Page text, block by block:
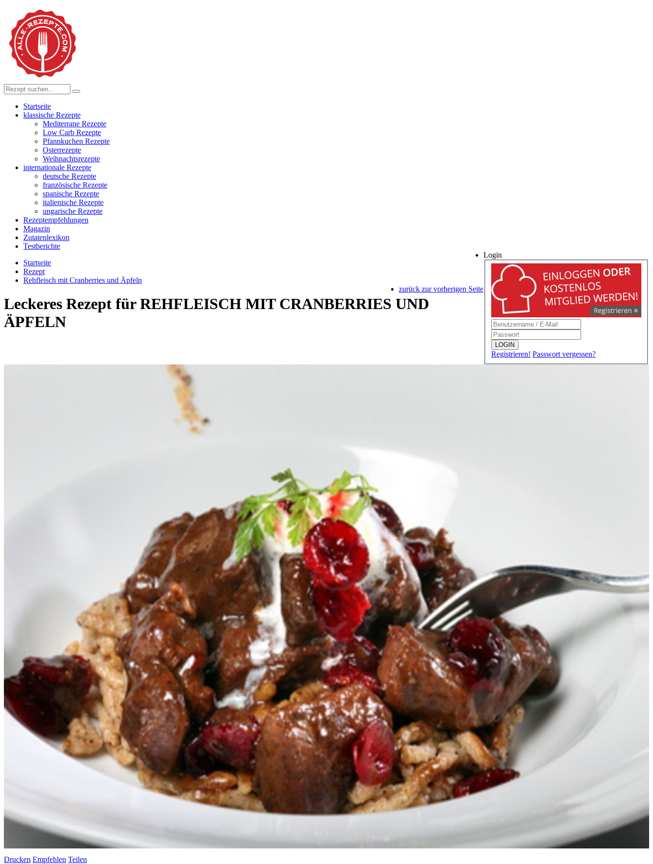
Startseite
klassische Rezepte
Mediterrane Rezepte
Low Carb Rezepte
Pfannkuchen Rezepte
Osterrezepte
Weihnachtsrezepte
internationale Rezepte
deutsche Rezepte
französische Rezepte
spanische Rezepte
italienische Rezepte
ungarische Rezepte
Rezeptempfehlungen
Magazin
Zutatenlexikon
Testberichte
Login
LOGIN
Registrieren! Passwort vergessen?
Startseite
Rezept
Rehfleisch mit Cranberries und Äpfeln
zurück zur vorherigen Seite
Leckeres Rezept fürREHFLEISCH MIT CRANBERRIES UND
ÄPFELN
Drucken Empfehlen Teilen